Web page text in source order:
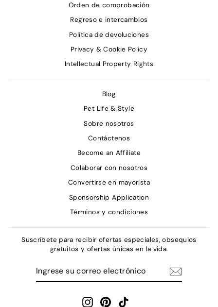
Orden de comprobación
Regreso e intercambios
Política de devoluciones
Privacy & Cookie Policy
Intellectual Property Rights
Blog
Pet Life & Style
Sobre nosotros
Contáctenos
Become an Affiliate
Colaborar con nosotros
Convertirse en mayorista
Sponsorship Application
Términos y condiciones
Suscríbete para recibir ofertas especiales, obsequios
gratuitos y ofertas únicas en la vida.
InstagramPinterestTikTok